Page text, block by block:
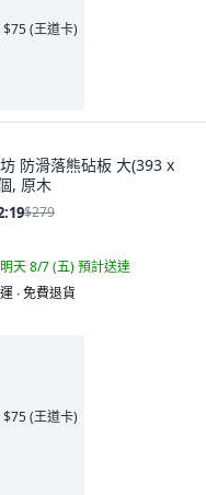
(王道卡)
防滑落熊砧板 大(393 x
, 原木
$279
明天 8/7 (五)預計送達
∙ 免費退貨
(王道卡)